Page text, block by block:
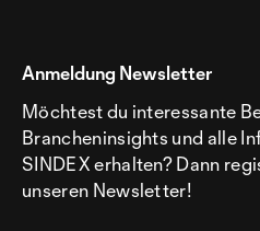
Anmeldung Newsletter
Möchtest du interessante
Brancheninsights und alle
SINDEX erhalten? Dann
unseren Newsletter!